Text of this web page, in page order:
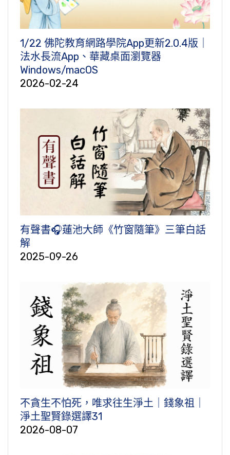
1/22 佛陀教育網路學院App更新2.0.4版｜
法水長流App、華藏桌面瀏覽器
Windows/macOS
2026-02-24
有聲書🎧蓮池大師《竹窗隨筆》三筆白話
解
2025-09-26
不貪生不怕死，唯求往生淨土｜錢象祖｜
淨土聖賢錄選譯31
2026-08-07